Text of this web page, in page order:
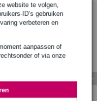
website te volgen,
ID’s gebruiken
verbeteren en
aanpassen of
of via onze